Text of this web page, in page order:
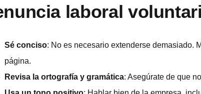
laboral
Sé conciso: No es necesario extenderse demasiado.
página.
Revisa la ortografía y gramática: Asegúrate de que